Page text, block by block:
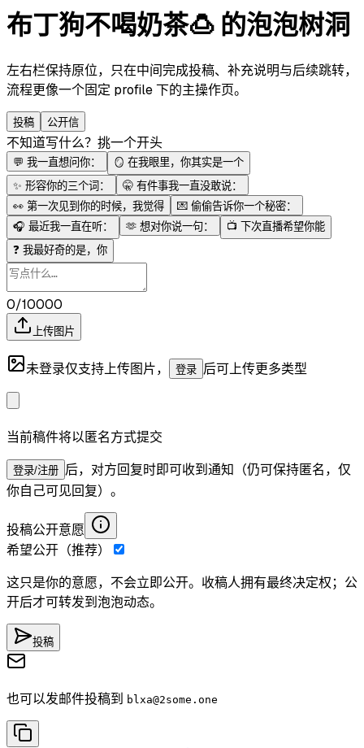
布丁狗不喝奶茶🍮 的泡泡树洞
左右栏保持原位，只在中间完成投稿、补充说明与后续跳转，
流程更像一个固定 profile 下的主操作页。
投稿 公开信
不知道写什么？挑一个开头
💬 我一直想问你： 🪞 在我眼里，你其实是一个
✨ 形容你的三个词： 🤫 有件事我一直没敢说：
👀 第一次见到你的时候，我觉得 💌 偷偷告诉你一个秘密：
🎧 最近我一直在听： 🫶 想对你说一句： 📺 下次直播希望你能
❓ 我最好奇的是，你
0/10000
上传图片
未登录仅支持上传图片， 登录 后可上传更多类型
当前稿件将以匿名方式提交
登录/注册 后，对方回复时即可收到通知（仍可保持匿名，仅
你自己可见回复）。
投稿公开意愿
希望公开（推荐）
这只是你的意愿，不会立即公开。收稿人拥有最终决定权；公
开后才可转发到泡泡动态。
投稿
也可以发邮件投稿到 blxa@2some.one